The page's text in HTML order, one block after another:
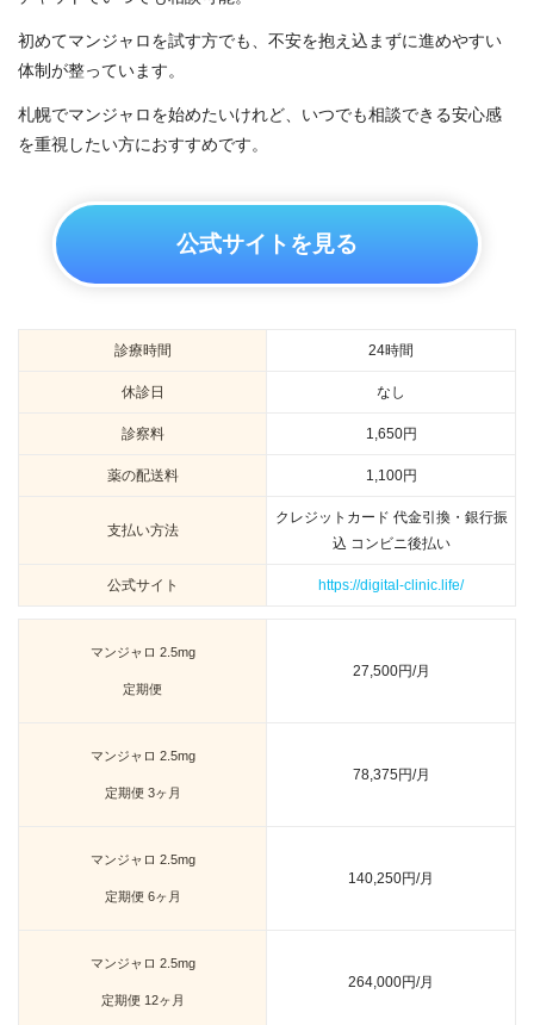
初めてマンジャロを試す方でも、不安を抱え込まずに進めやすい
体制が整っています。
札幌でマンジャロを始めたいけれど、いつでも相談できる安心感
を重視したい方におすすめです。
公式サイトを見る
診療時間 24時間
休診日 なし
診察料 1,650円
薬の配送料 1,100円
支払い方法
クレジットカード 代金引換・銀行振
込 コンビニ後払い
公式サイト https://digital-clinic.life/
マンジャロ 2.5mg
定期便
27,500円/月
マンジャロ 2.5mg
定期便 3ヶ月
78,375円/月
マンジャロ 2.5mg
定期便 6ヶ月
140,250円/月
マンジャロ 2.5mg
定期便 12ヶ月
264,000円/月